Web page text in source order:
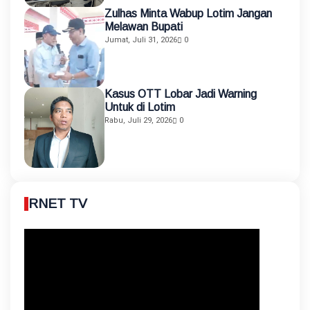
Zulhas Minta Wabup Lotim Jangan
Melawan Bupati
Jumat, Juli 31, 2026 0
Kasus OTT Lobar Jadi Warning
Untuk di Lotim
Rabu, Juli 29, 2026 0
RNET TV